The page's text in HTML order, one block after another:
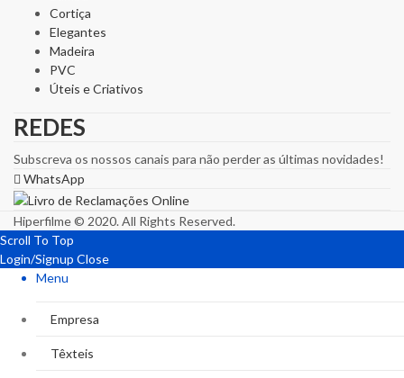
Cortiça
Elegantes
Madeira
PVC
Úteis e Criativos
REDES
Subscreva os nossos canais para não perder as últimas novidades!
WhatsApp
Hiperfilme © 2020. All Rights Reserved.
Scroll To Top
Login/Signup Close
Menu
Empresa
Têxteis